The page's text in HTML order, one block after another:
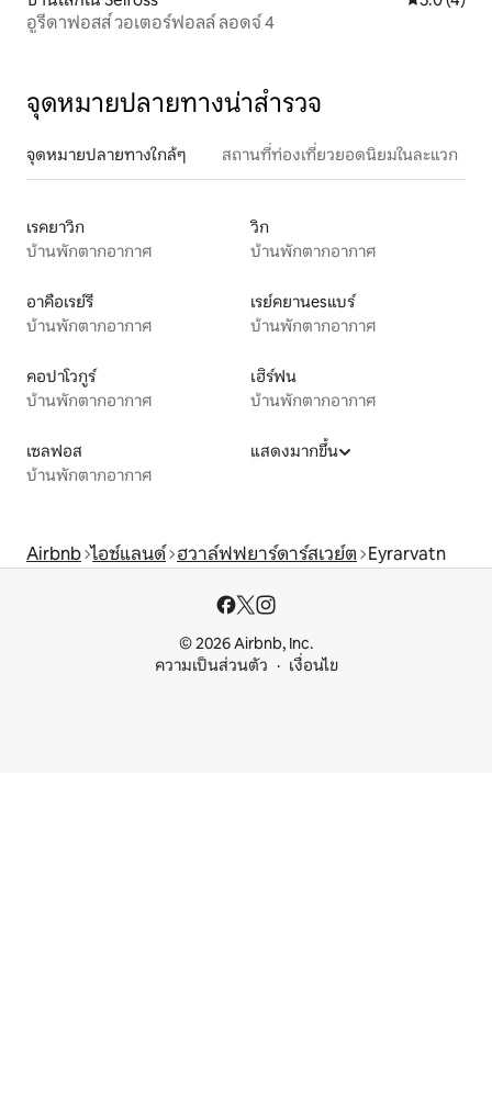
อูรีดาฟอสส์ วอเตอร์ฟอลล์ ลอดจ์ 4
จุดหมายปลายทางน่าสำรวจ
จุดหมายปลายทางใกล้ๆ สถานที่ท่องเที่ยวยอดนิยมในละแวก
เรคยาวิก
บ้านพักตากอากาศ
วิก
บ้านพักตากอากาศ
อาคือเรย์รี
บ้านพักตากอากาศ
เรย์คยานesแบร์
บ้านพักตากอากาศ
คอปาโวกูร์
บ้านพักตากอากาศ
เฮิร์ฟน
บ้านพักตากอากาศ
เซลฟอส
บ้านพักตากอากาศ
แสดงมากขึ้น
Airbnb ไอซ์แลนด์ ฮวาล์ฟฟยาร์ดาร์สเวย์ต Eyrarvatn
© 2026 Airbnb, Inc.
ความเป็นส่วนตัว
เงื่อนไข